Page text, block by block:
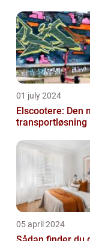
01 july 2024
Elscootere: Den
transportløsning
05 april 2024